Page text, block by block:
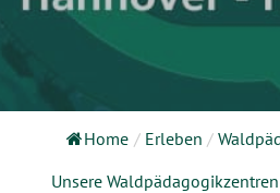
Home / Erleben /
Unsere Waldpädagogikzentren